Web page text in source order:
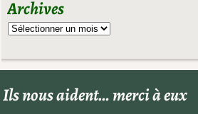
Archives
Ils nous aident… merci à eux